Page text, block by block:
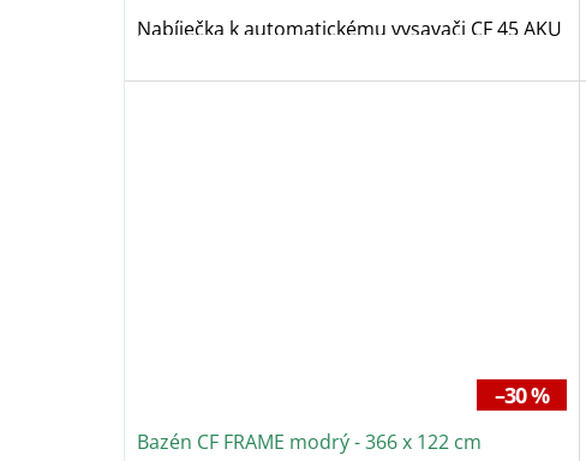
Nabíječka k automatickému vysavači CF 45 AKU
–30 %
Bazén CF FRAME modrý - 366 x 122 cm